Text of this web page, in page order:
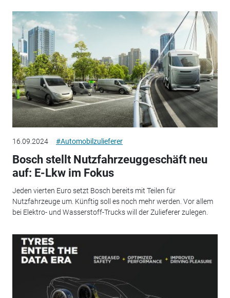
16.09.2024 #Automobilzulieferer
Bosch stellt Nutzfahrzeuggeschäft neu
auf: E-Lkw im Fokus
Jeden vierten Euro setzt Bosch bereits mit Teilen für
Nutzfahrzeuge um. Künftig soll es noch mehr werden. Vor allem
bei Elektro- und Wasserstoff-Trucks will der Zulieferer zulegen.